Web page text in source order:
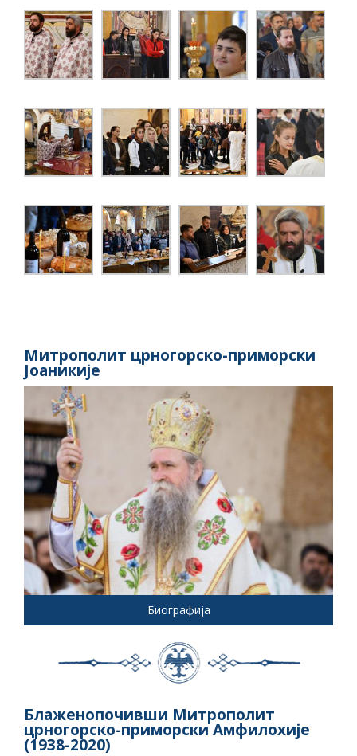
Митрополит црногорско-приморски
Јоаникије
Биографија
Блаженопочивши Митрополит
црногорско-приморски Амфилохије
(1938-2020)